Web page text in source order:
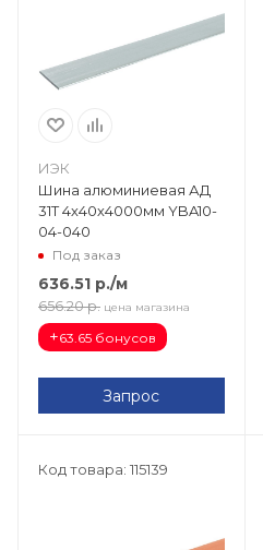
ИЭК
Шина алюминиевая АД
31Т 4х40х4000мм YBA10-
04-040
Под заказ
636.51 р./м
656.20 р. цена магазина
+63.65 бонусов
Запрос
Код товара: 115139